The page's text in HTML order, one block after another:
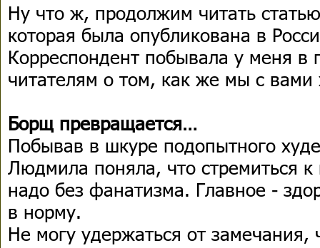
Ну что ж, продолжим читать
которая была опубликована в
Корреспондент побывала у меня в
читателям о том, как же мы с вами
Борщ превращается…
Побывав в шкуре подопытного
Людмила поняла, что стремиться к
надо без фанатизма. Главное -
в норму.
Не могу удержаться от замечания,